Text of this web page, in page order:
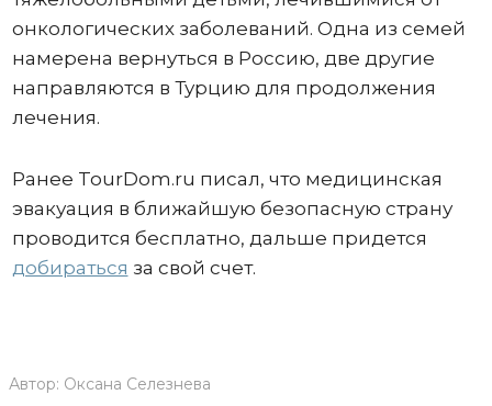
онкологических заболеваний. Одна из семей
намерена вернуться в Россию, две другие
направляются в Турцию для продолжения
лечения.
Ранее TourDom.ru писал, что медицинская
эвакуация в ближайшую безопасную страну
проводится бесплатно, дальше придется
добираться за свой счет.
Автор: Оксана Селезнева